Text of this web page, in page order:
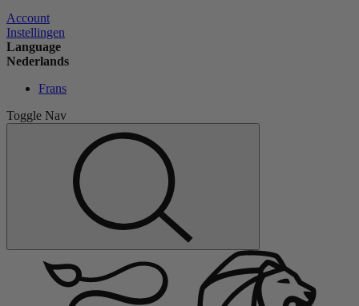
Account
Instellingen
Language
Nederlands
Frans
Toggle Nav